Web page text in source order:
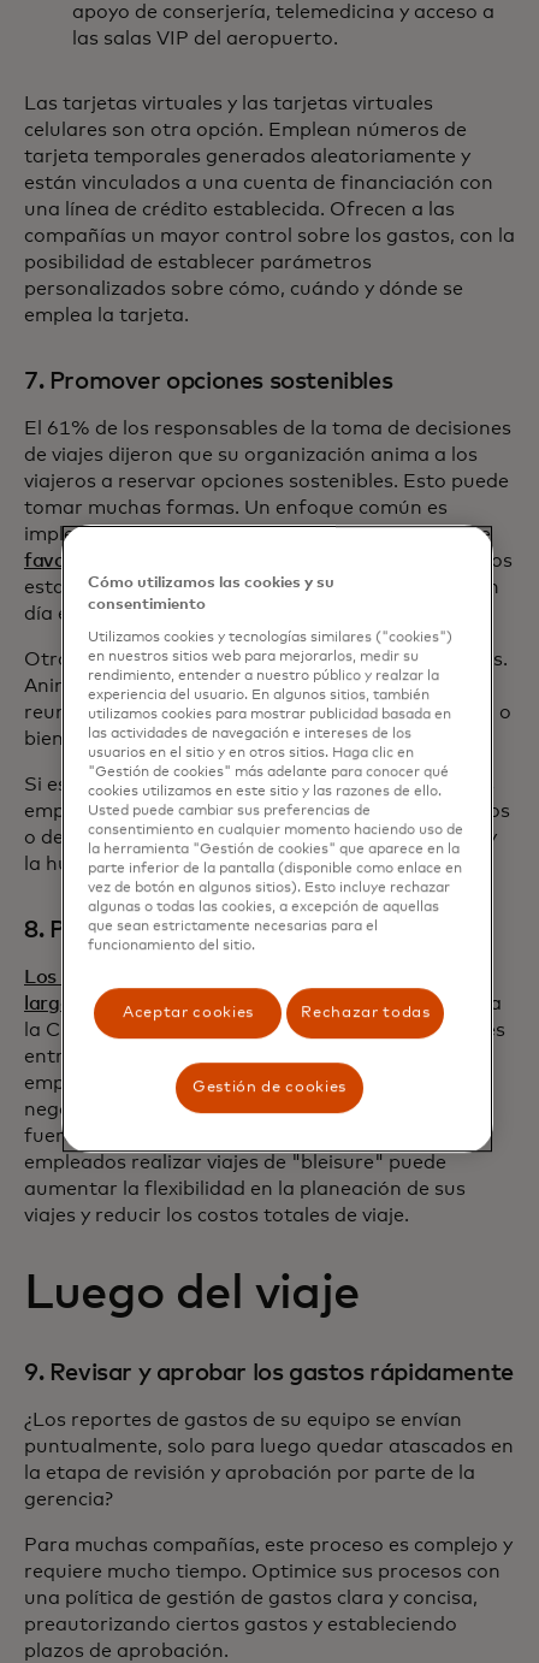
apoyo de conserjería, telemedicina y acceso a
las salas VIP del aeropuerto.
Las tarjetas virtuales y las tarjetas virtuales
celulares son otra opción. Emplean números de
tarjeta temporales generados aleatoriamente y
están vinculados a una cuenta de financiación con
una línea de crédito establecida. Ofrecen a las
compañías un mayor control sobre los gastos, con la
posibilidad de establecer parámetros
personalizados sobre cómo, cuándo y dónde se
emplea la tarjeta.
7. Promover opciones sostenibles
El 61% de los responsables de la toma de decisiones
de viajes dijeron que su organización anima a los
viajeros a reservar opciones sostenibles. Esto puede
tomar muchas formas. Un enfoque común es
implementar políticas regionales o nacionales que
favorezcan el ferrocarril sobre los viajes aéreos
. Otros
establecen políticas para minimizar los viajes de un
día en avión.
Otra medida consiste en reducir los viajes múltiples.
Anime a sus empleados a programar varias
reuniones en el mismo lugar para ganar eficiencia, o
bien, cambie algunas reuniones a videollamadas.
Si es necesario el transporte terrestre, anime a los
empleados a dividir los costos de viajes compartidos
o de alquiler de automóvil para reducir los costos y
la huella de carbono.
8. Permitir los viajes de ocio
Los viajeros de ocio están tomando vacaciones más
largas
en comparación con las tendencias previas a
la COVID-19. A medida que se difuminan los límites
entre el trabajo y la vida personal, muchos
empleados están prolongando sus viajes de
negocios para disfrutar del tiempo en el destino
fuera de su horario laboral. Permitir a los
empleados realizar viajes de "bleisure" puede
aumentar la flexibilidad en la planeación de sus
viajes y reducir los costos totales de viaje.
Luego del viaje
9. Revisar y aprobar los gastos rápidamente
¿Los reportes de gastos de su equipo se envían
puntualmente, solo para luego quedar atascados en
la etapa de revisión y aprobación por parte de la
gerencia?
Para muchas compañías, este proceso es complejo y
requiere mucho tiempo. Optimice sus procesos con
una política de gestión de gastos clara y concisa,
preautorizando ciertos gastos y estableciendo
plazos de aprobación.
Cómo utilizamos las cookies y su
consentimiento
Utilizamos cookies y tecnologías similares ("cookies")
en nuestros sitios web para mejorarlos, medir su
rendimiento, entender a nuestro público y realzar la
experiencia del usuario. En algunos sitios, también
utilizamos cookies para mostrar publicidad basada en
las actividades de navegación e intereses de los
usuarios en el sitio y en otros sitios. Haga clic en
"Gestión de cookies" más adelante para conocer qué
cookies utilizamos en este sitio y las razones de ello.
Usted puede cambiar sus preferencias de
consentimiento en cualquier momento haciendo uso de
la herramienta "Gestión de cookies" que aparece en la
parte inferior de la pantalla (disponible como enlace en
vez de botón en algunos sitios). Esto incluye rechazar
algunas o todas las cookies, a excepción de aquellas
que sean estrictamente necesarias para el
funcionamiento del sitio.
Aceptar cookies Rechazar todas
Gestión de cookies